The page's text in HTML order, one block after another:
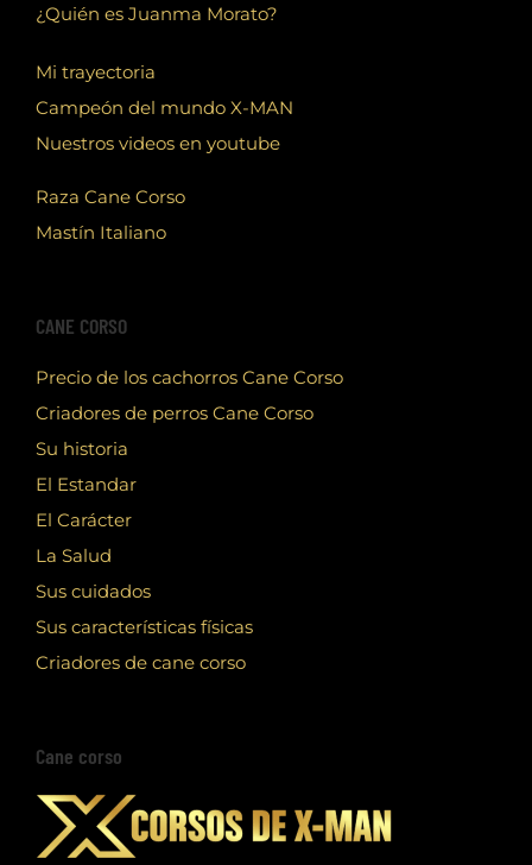
¿Quién es Juanma Morato?
Mi trayectoria
Campeón del mundo X-MAN
Nuestros videos en youtube
Raza Cane Corso
Mastín Italiano
CANE CORSO
Precio de los cachorros Cane Corso
Criadores de perros Cane Corso
Su historia
El Estandar
El Carácter
La Salud
Sus cuidados
Sus características físicas
Criadores de cane corso
Cane corso